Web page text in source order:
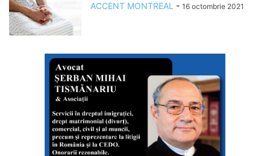
ACCENT MONTREAL - 16 octombrie 2021